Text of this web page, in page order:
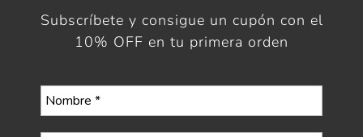
Subscríbete y consigue un cupón con el
10% OFF en tu primera orden